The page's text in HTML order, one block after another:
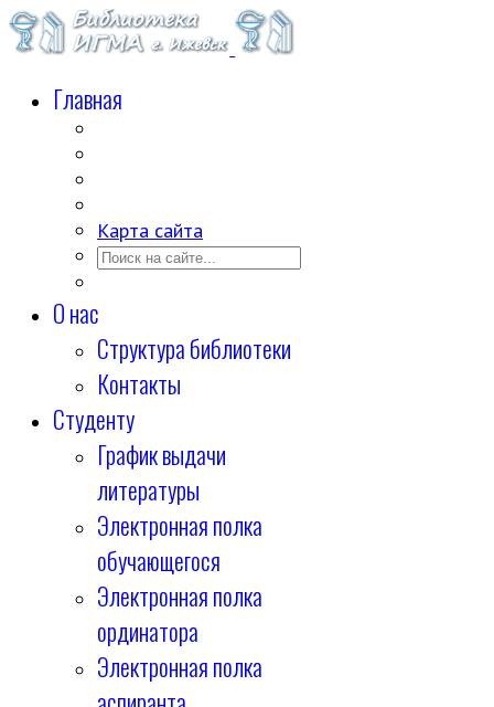
Главная
Карта сайта
О нас
Структура библиотеки
Контакты
Студенту
График выдачи
литературы
Электронная полка
обучающегося
Электронная полка
ординатора
Электронная полка